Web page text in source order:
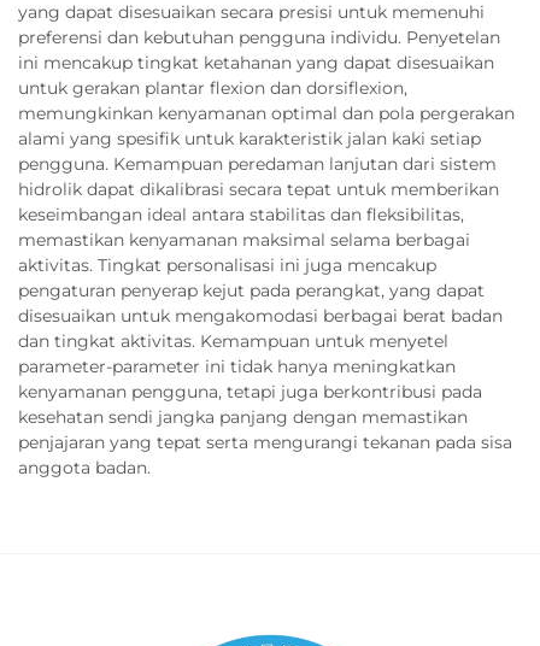
yang dapat disesuaikan secara presisi untuk memenuhi
preferensi dan kebutuhan pengguna individu. Penyetelan
ini mencakup tingkat ketahanan yang dapat disesuaikan
untuk gerakan plantar flexion dan dorsiflexion,
memungkinkan kenyamanan optimal dan pola pergerakan
alami yang spesifik untuk karakteristik jalan kaki setiap
pengguna. Kemampuan peredaman lanjutan dari sistem
hidrolik dapat dikalibrasi secara tepat untuk memberikan
keseimbangan ideal antara stabilitas dan fleksibilitas,
memastikan kenyamanan maksimal selama berbagai
aktivitas. Tingkat personalisasi ini juga mencakup
pengaturan penyerap kejut pada perangkat, yang dapat
disesuaikan untuk mengakomodasi berbagai berat badan
dan tingkat aktivitas. Kemampuan untuk menyetel
parameter-parameter ini tidak hanya meningkatkan
kenyamanan pengguna, tetapi juga berkontribusi pada
kesehatan sendi jangka panjang dengan memastikan
penjajaran yang tepat serta mengurangi tekanan pada sisa
anggota badan.